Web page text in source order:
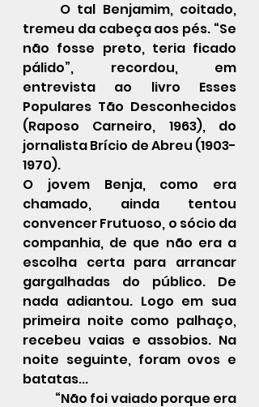
tremeu da cabeça aos pés. “Se
não fosse preto, teria ficado
pálido”, recordou, em
entrevista ao livro Esses
Populares Tão Desconhecidos
(Raposo Carneiro, 1963), do
jornalista Brício de Abreu (1903-
1970).
O jovem Benja, como era
chamado, ainda tentou
convencer Frutuoso, o sócio da
companhia, de que não era a
escolha certa para arrancar
gargalhadas do público. De
nada adiantou. Logo em sua
primeira noite como palhaço,
recebeu vaias e assobios. Na
noite seguinte, foram ovos e
batatas...